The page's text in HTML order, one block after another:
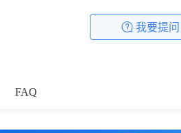
我要提问
FAQ